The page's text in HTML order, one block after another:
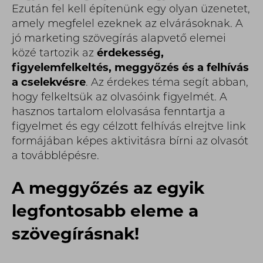
Ezután fel kell építenünk egy olyan üzenetet,
amely megfelel ezeknek az elvárásoknak. A
jó marketing szövegírás alapvető elemei
közé tartozik az érdekesség,
figyelemfelkeltés, meggyőzés és a felhívás
a cselekvésre. Az érdekes téma segít abban,
hogy felkeltsük az olvasóink figyelmét. A
hasznos tartalom elolvasása fenntartja a
figyelmet és egy célzott felhívás elrejtve link
formájában képes aktivitásra bírni az olvasót
a továbblépésre.
A meggyőzés az egyik
legfontosabb eleme a
szövegírásnak!